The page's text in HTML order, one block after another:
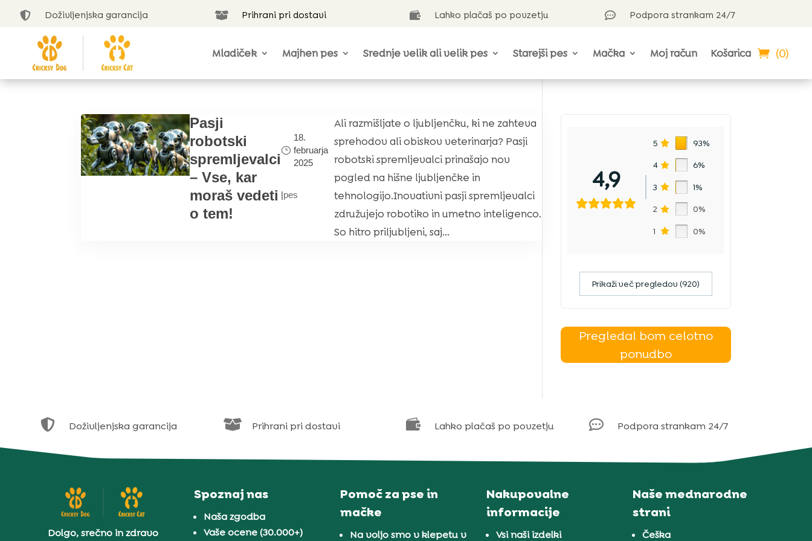
 Doživljenjska garancija  Prihrani pri dostavi  Lahko plačaš po povzetju  Podpora strankam 24/7
Mladiček Majhen pes Srednje velik ali velik pes Starejši pes Mačka Moj račun Košarica (0)
Pasji
robotski
spremljevalci
– Vse, kar
moraš vedeti
o tem!
18.
februarja
2025
|pes
Ali razmišljate o ljubljenčku, ki ne zahteva
sprehodov ali obiskov veterinarja? Pasji
robotski spremljevalci prinašajo nov
pogled na hišne ljubljenčke in
tehnologijo.Inovativni pasji spremljevalci
združujejo robotiko in umetno inteligenco.
So hitro priljubljeni, saj...
4,9
5 93%
4 6%
3 1%
2 0%
1 0%
Prikaži več pregledov (920)
Pregledal bom celotno
ponudbo
 Doživljenjska garancija  Prihrani pri dostavi  Lahko plačaš po povzetju  Podpora strankam 24/7
Dolgo, srečno in zdravo
Spoznaj nas
Naša zgodba
Vaše ocene (30.000+)
Pomoč za pse in
mačke
Na voljo smo v klepetu v
Nakupovalne
informacije
Vsi naši izdelki
Naše mednarodne
strani
Češka